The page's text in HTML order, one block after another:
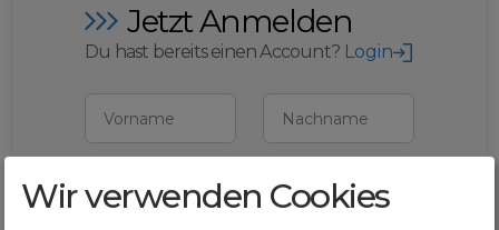
Jetzt Anmelden
Du hast bereits einen Account? Login
Vorname Nachname
E-Mail
Wir verwenden Cookies